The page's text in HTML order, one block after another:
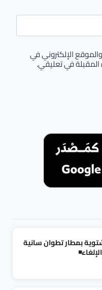
الإلكتروني في
في تعليقي.
بمطار تطوان سانية